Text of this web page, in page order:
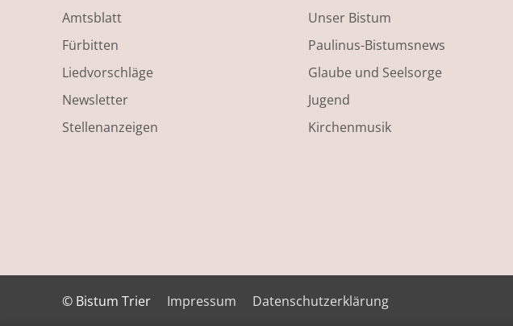
Amtsblatt
Fürbitten
Liedvorschläge
Newsletter
Stellenanzeigen
Unser Bistum
Paulinus-Bistumsnews
Glaube und Seelsorge
Jugend
Kirchenmusik
© Bistum Trier Impressum Datenschutzerklärung